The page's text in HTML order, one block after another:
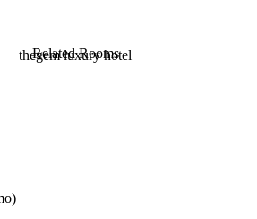
thegem luxury hotel
Related Rooms